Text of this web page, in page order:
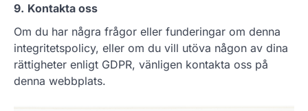
9. Kontakta oss
Om du har några frågor eller funderingar om denna
integritetspolicy, eller om du vill utöva någon av dina
rättigheter enligt GDPR, vänligen kontakta oss på
denna webbplats.